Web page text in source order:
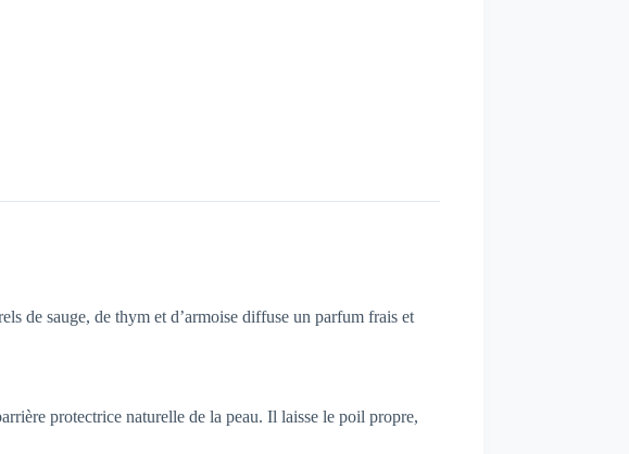
de sauge, de thym et d’armoise diffuse un parfum frais et
protectrice naturelle de la peau. Il laisse le poil propre,